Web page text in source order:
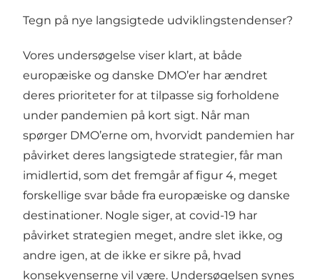
Tegn på nye langsigtede udviklingstendenser?
Vores undersøgelse viser klart, at både
europæiske og danske DMO’er har ændret
deres prioriteter for at tilpasse sig forholdene
under pandemien på kort sigt. Når man
spørger DMO’erne om, hvorvidt pandemien har
påvirket deres langsigtede strategier, får man
imidlertid, som det fremgår af figur 4, meget
forskellige svar både fra europæiske og danske
destinationer. Nogle siger, at covid-19 har
påvirket strategien meget, andre slet ikke, og
andre igen, at de ikke er sikre på, hvad
konsekvenserne vil være. Undersøgelsen synes